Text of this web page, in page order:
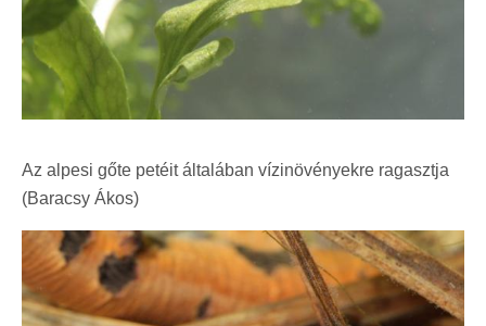
Az alpesi gőte petéit általában vízinövényekre ragasztja
(Baracsy Ákos)